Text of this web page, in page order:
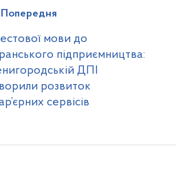
Попередня
мови до
підприємництва:
ДПІ
розвиток
сервісів